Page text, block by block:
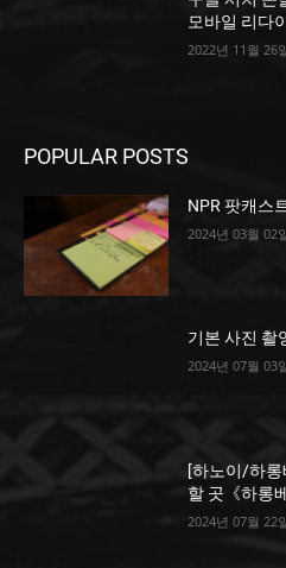
모바일 리다
2022년 11월 26
POPULAR POSTS
NPR 팟캐스
2024년 03월 02
기본 사진 촬
2024년 07월 03
[하노이/하롱
할 곳《하롱
2024년 07월 22